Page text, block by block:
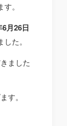
。
月26日
た。
ました
す。